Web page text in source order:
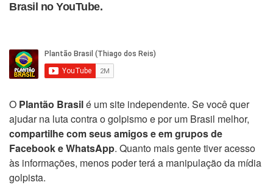
Brasil no YouTube.
O Plantão Brasilé um site independente. Se você quer
ajudar na luta contra o golpismo e por um Brasil melhor,
compartilhe com seus amigos e em grupos de
Facebook e WhatsApp. Quanto mais gente tiver acesso
às informações, menos poder terá a manipulação da mídia
golpista.